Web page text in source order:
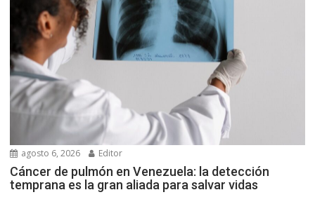
agosto 6, 2026 Editor
Cáncer de pulmón en Venezuela: la detección
temprana es la gran aliada para salvar vidas